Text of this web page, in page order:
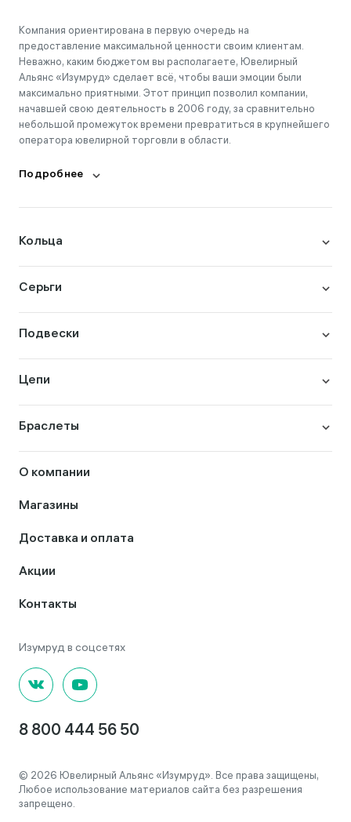
Компания ориентирована в первую очередь на
предоставление максимальной ценности своим клиентам.
Неважно, каким бюджетом вы располагаете, Ювелирный
Альянс «Изумруд» сделает всё, чтобы ваши эмоции были
максимально приятными. Этот принцип позволил компании,
начавшей свою деятельность в 2006 году, за сравнительно
небольшой промежуток времени превратиться в крупнейшего
оператора ювелирной торговли в области.
Подробнее
Кольца
Серьги
Подвески
Цепи
Браслеты
О компании
Магазины
Доставка и оплата
Акции
Контакты
8 800 444 56 50
© 2026 Ювелирный Альянс «Изумруд». Все права защищены,
Любое использование материалов сайта без разрешения
запрещено.